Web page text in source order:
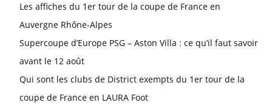
Les affiches du 1er tour de la coupe de France en
Auvergne Rhône-Alpes
Supercoupe d’Europe PSG – Aston Villa : ce qu’il faut savoir
avant le 12 août
Qui sont les clubs de District exempts du 1er tour de la
coupe de France en LAURA Foot